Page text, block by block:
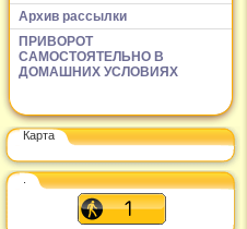
Архив рассылки
ПРИВОРОТ
САМОСТОЯТЕЛЬНО В
ДОМАШНИХ УСЛОВИЯХ
Карта